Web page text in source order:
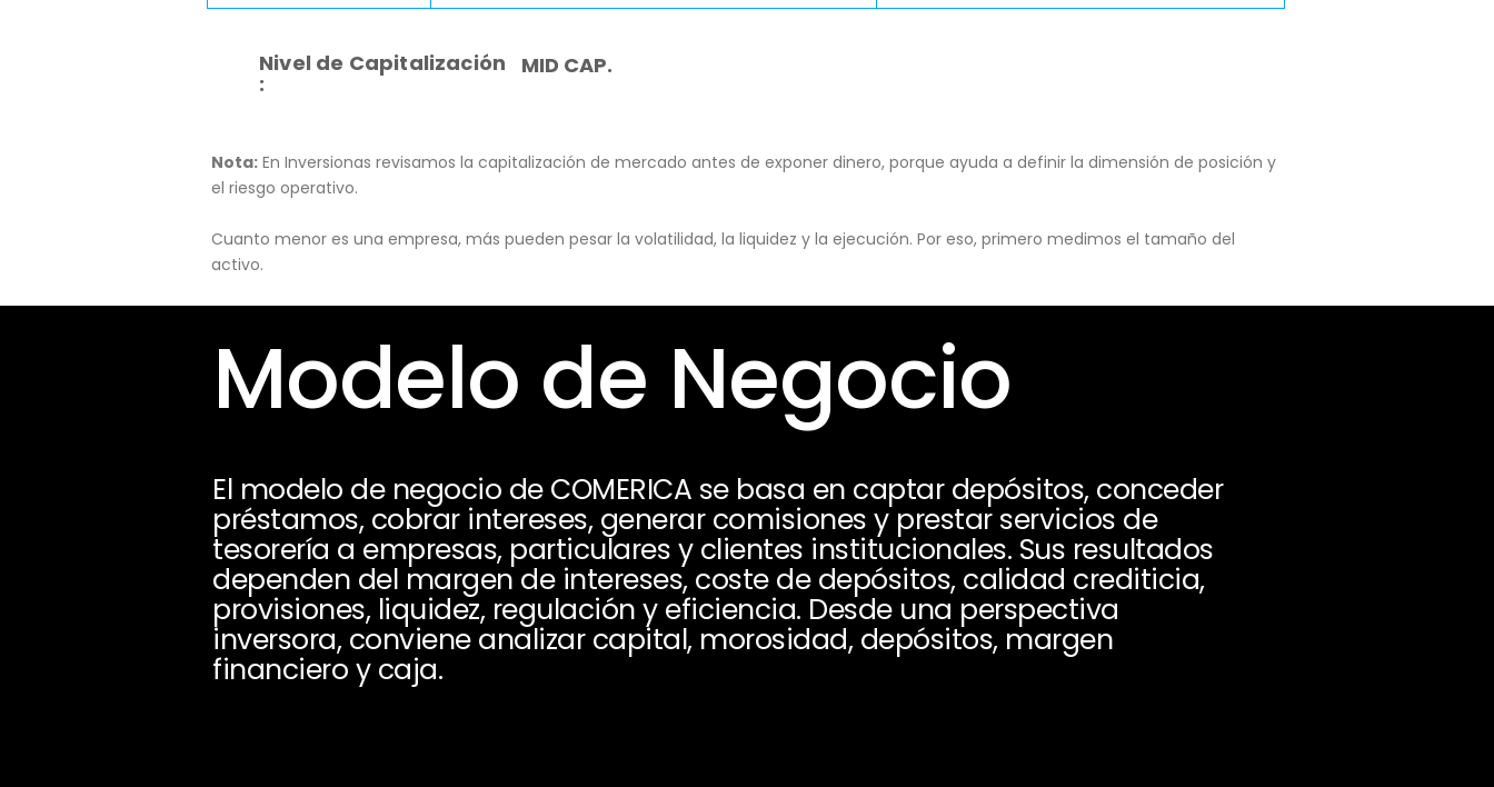
Nivel de Capitalización
:
MID CAP.
Nota: En Inversionas revisamos la capitalización de mercado antes de exponer dinero, porque ayuda a definir la dimensión de posición y
el riesgo operativo.
Cuanto menor es una empresa, más pueden pesar la volatilidad, la liquidez y la ejecución. Por eso, primero medimos el tamaño del
activo.
Modelo de Negocio
El modelo de negocio de COMERICA se basa en captar depósitos, conceder
préstamos, cobrar intereses, generar comisiones y prestar servicios de
tesorería a empresas, particulares y clientes institucionales. Sus resultados
dependen del margen de intereses, coste de depósitos, calidad crediticia,
provisiones, liquidez, regulación y eficiencia. Desde una perspectiva
inversora, conviene analizar capital, morosidad, depósitos, margen
financiero y caja.